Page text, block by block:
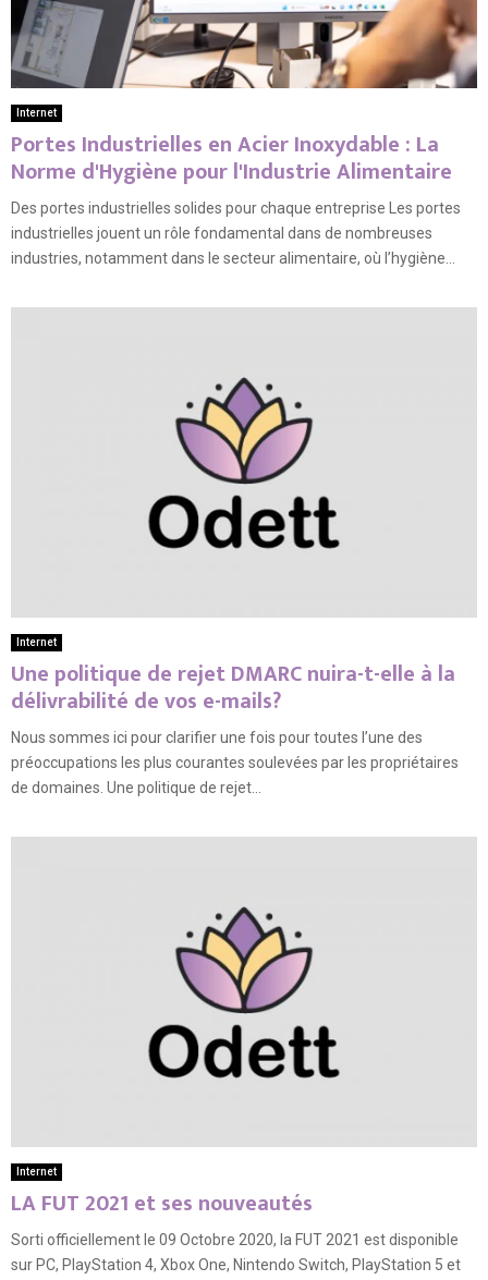
Internet
Portes Industrielles en Acier Inoxydable : La
Norme d'Hygiène pour l'Industrie Alimentaire
Des portes industrielles solides pour chaque entreprise Les portes
industrielles jouent un rôle fondamental dans de nombreuses
industries, notamment dans le secteur alimentaire, où l’hygiène...
Internet
Une politique de rejet DMARC nuira-t-elle à la
délivrabilité de vos e-mails?
Nous sommes ici pour clarifier une fois pour toutes l’une des
préoccupations les plus courantes soulevées par les propriétaires
de domaines. Une politique de rejet...
Internet
LA FUT 2021 et ses nouveautés
Sorti officiellement le 09 Octobre 2020, la FUT 2021 est disponible
sur PC, PlayStation 4, Xbox One, Nintendo Switch, PlayStation 5 et